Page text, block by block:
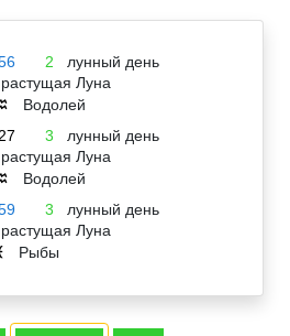
2 лунный день
Луна
Водолей
3 лунный день
Луна
Водолей
3 лунный день
Луна
Рыбы